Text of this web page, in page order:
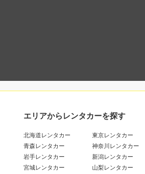
エリアからレンタカーを探す
北海道レンタカー
青森レンタカー
岩手レンタカー
宮城レンタカー
東京レンタカー
神奈川レンタカー
新潟レンタカー
山梨レンタカー